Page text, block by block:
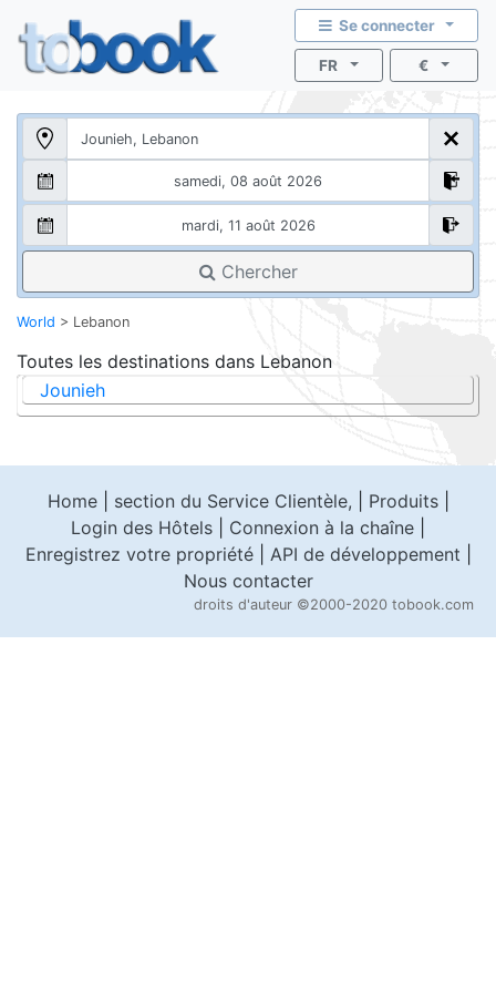
Se connecter
FR €
Chercher
World > Lebanon
Toutes les destinations dans Lebanon
Jounieh
Home| section du Service Clientèle, Produits|
Login des Hôtels
Connexion à la chaîne
Enregistrez votre propriété| API de développement
Nous contacter
droits d'auteur ©2000-2020 tobook.com